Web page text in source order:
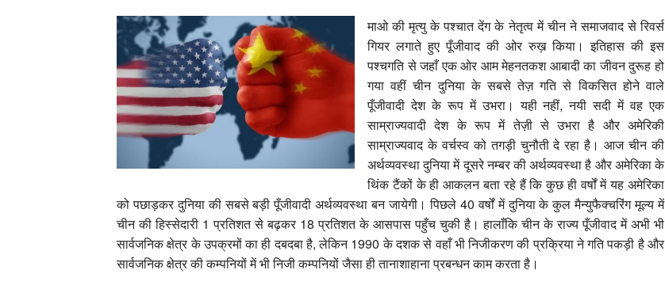
माओ की मृत्यु के पश्चात देंग के नेतृत्व में चीन ने समाजवाद से रिवर्स
गियर लगाते हुए पूँजीवाद की ओर रुख़ किया। इतिहास की इस
पश्चगति से जहाँ एक ओर आम मेहनतकश आबादी का जीवन दुरूह हो
गया वहीं चीन दुनिया के सबसे तेज़ गति से विकसित होने वाले
पूँजीवादी देश के रूप में उभरा। यही नहीं, नयी सदी में वह एक
साम्राज्यवादी देश के रूप में तेज़ी से उभरा है और अमेरिकी
साम्राज्यवाद के वर्चस्व को तगड़ी चुनौती दे रहा है। आज चीन की
अर्थव्यवस्था दुनिया में दूसरे नम्बर की अर्थव्यवस्था है और अमेरिका के
थिंक टैंकों के ही आकलन बता रहे हैं कि कुछ ही वर्षों में यह अमेरिका
को पछाड़कर दुनिया की सबसे बड़ी पूँजीवादी अर्थव्यवस्था बन जायेगी। पिछले 40 वर्षों में दुनिया के कुल मैन्युफैक्चरिंग मूल्य में
चीन की हिस्सेदारी 1 प्रतिशत से बढ़कर 18 प्रतिशत के आसपास पहुँच चुकी है। हालाँकि चीन के राज्य पूँजीवाद में अभी भी
सार्वजनिक क्षेत्र के उपक्रमों का ही दबदबा है, लेकिन 1990 के दशक से वहाँ भी निजीकरण की प्रक्रिया ने गति पकड़ी है और
सार्वजनिक क्षेत्र की कम्पनियों में भी निजी कम्पनियों जैसा ही तानाशाहाना प्रबन्धन काम करता है।